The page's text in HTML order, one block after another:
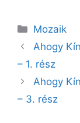
c
e
b
o
o
ai
l
Kategória
Mozaik
Ahogy
– 1. rész
Ahogy
– 3. rész